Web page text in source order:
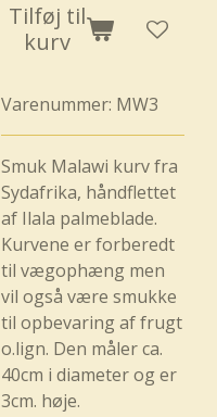
Tilføj til
kurv
Varenummer: MW3
Smuk Malawi kurv fra
Sydafrika, håndflettet
af Ilala palmeblade.
Kurvene er forberedt
til vægophæng men
vil også være smukke
til opbevaring af frugt
o.lign. Den måler ca.
40cm i diameter og er
3cm. høje.